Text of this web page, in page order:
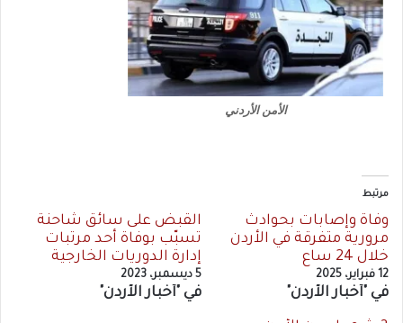
الأمن الأردني
مرتبط
وفاة وإصابات بحوادث
مرورية متفرقة في الأردن
خلال 24 ساع
12 فبراير، 2025
في "أخبار الأردن"
القبض على سائق شاحنة
تسبّب بوفاة أحد مرتبات
إدارة الدوريات الخارجية
5 ديسمبر، 2023
في "أخبار الأردن"